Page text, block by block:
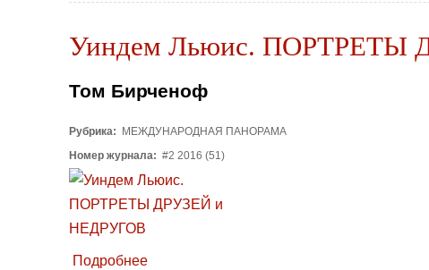
Уиндем Льюис. ПОРТРЕТЫ
Том Бирченоф
Рубрика: МЕЖДУНАРОДНАЯ ПАНОРАМА
Номер журнала: #2 2016 (51)
Подробнее